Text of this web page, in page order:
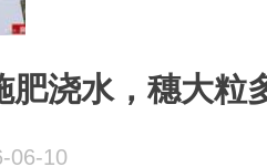
肥浇水，穗大粒
06-10